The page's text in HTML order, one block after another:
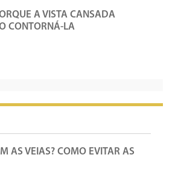
A VISTA CANSADA
CONTORNÁ-LA
AS VEIAS? COMO EVITAR AS